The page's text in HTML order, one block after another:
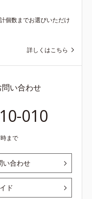
個数までお選びいただけ
詳しくはこちら
い合わせ
010
まで
い合わせ
ド